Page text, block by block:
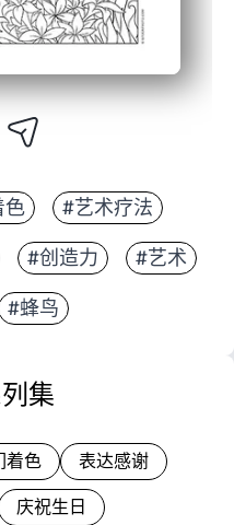
色 #艺术疗法
#创造力 #艺术
#蜂鸟
集
着色 表达感谢
庆祝生日